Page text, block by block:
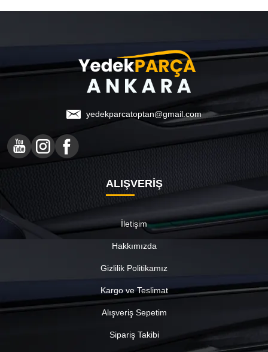
yedekparcatoptan@gmail.com
ALIŞVERİŞ
İletişim
Hakkımızda
Gizlilik Politikamız
Kargo ve Teslimat
Alışveriş Sepetim
Sipariş Takibi